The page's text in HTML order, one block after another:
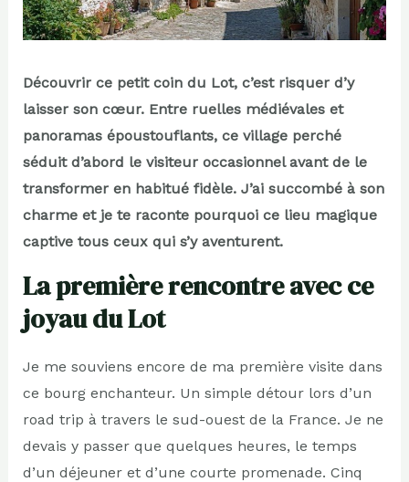
Découvrir ce petit coin du Lot, c’est risquer d’y
laisser son cœur. Entre ruelles médiévales et
panoramas époustouflants, ce village perché
séduit d’abord le visiteur occasionnel avant de le
transformer en habitué fidèle. J’ai succombé à son
charme et je te raconte pourquoi ce lieu magique
captive tous ceux qui s’y aventurent.
La première rencontre avec ce
joyau du Lot
Je me souviens encore de ma première visite dans
ce bourg enchanteur. Un simple détour lors d’un
road trip à travers le sud-ouest de la France. Je ne
devais y passer que quelques heures, le temps
d’un déjeuner et d’une courte promenade. Cinq